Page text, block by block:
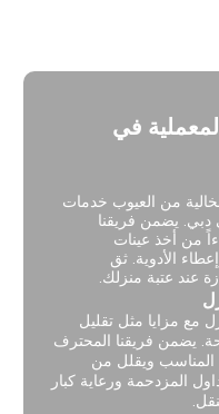
في
من العيوب خدمات
دبي. يضمن فريقنا
من أخذ عينات
الأدوية. ثق
عند عتبة منزلك.
مع مزايا مثل تقليل
يضمن فريقنا المحترف
المناسب ويقلل من
المزدحمة ورعاية كبار